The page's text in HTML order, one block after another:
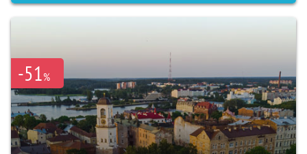
-51%